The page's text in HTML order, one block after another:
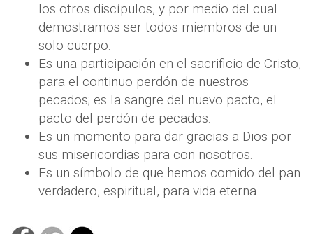
los otros discípulos, y por medio del cual
demostramos ser todos miembros de un
solo cuerpo.
Es una participación en el sacrificio de Cristo,
para el continuo perdón de nuestros
pecados; es la sangre del nuevo pacto, el
pacto del perdón de pecados.
Es un momento para dar gracias a Dios por
sus misericordias para con nosotros.
Es un símbolo de que hemos comido del pan
verdadero, espiritual, para vida eterna.